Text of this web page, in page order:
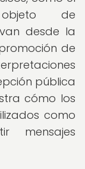
de
desde la
de
pública
cómo los
como
mensajes